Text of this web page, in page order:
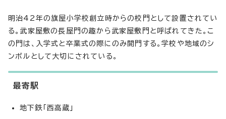
明治42年の旗屋小学校創立時からの校門として設置されてい
る。武家屋敷の長屋門の趣から武家屋敷門と呼ばれてきた。こ
の門は、入学式と卒業式の際にのみ開門する。学校や地域のシ
ンボルとして大切にされている。
最寄駅
地下鉄「西高蔵」